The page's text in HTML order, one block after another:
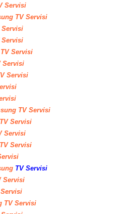
Servisi
TV Servisi
Servisi
Servisi
TV Servisi
Servisi
Servisi
TV Servisi
TV Servisi
Servisi
TV Servisi
TV Servisi
Servisi
TV Servisi